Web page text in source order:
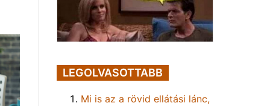
LEGOLVASOTTABB
Mi is az a rövid ellátási lánc,